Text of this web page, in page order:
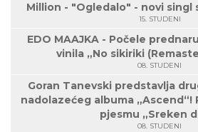
Million - "Ogledalo" - novi singl
15. STUDENI
EDO MAAJKA - Počele
vinila „No sikiriki
08. STUDENI
Goran Tanevski predstavlja
nadolazećeg albuma
pjesmu „Sreken
08. STUDENI